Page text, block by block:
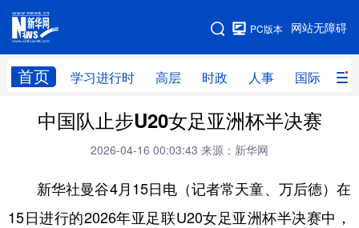
网站无障碍
PC版本
首页 学习进行时 高层 时政 人事 国际 财
网站地图
学习进行时 高层 时政 人事
财经 网评
台湾 思客智库 全球连线 教育
科技 科创 量子 体育
中国队止步U20女足亚洲杯半决赛
2026-04-16 00:03:43 来源：新华网
新华社曼谷4月15日电（记者常天童、万后德）在
15日进行的2026年亚足联U20女足亚洲杯半决赛中，